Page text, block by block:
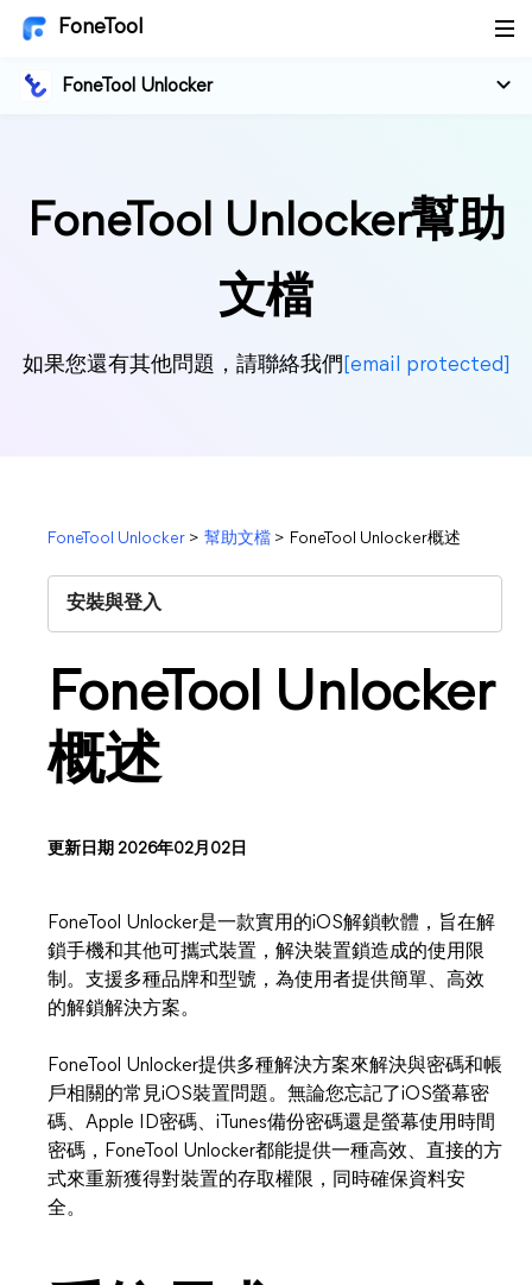
FoneTool
FoneTool Unlocker
FoneTool Unlocker幫助
文檔
如果您還有其他問題，請聯絡我們 [email protected]
FoneTool Unlocker > 幫助文檔 > FoneTool Unlocker概述
安裝與登入
FoneTool Unlocker
概述
更新日期 2026年02月02日
FoneTool Unlocker是一款實用的iOS解鎖軟體，旨在解
鎖手機和其他可攜式裝置，解決裝置鎖造成的使用限
制。支援多種品牌和型號，為使用者提供簡單、高效
的解鎖解決方案。
FoneTool Unlocker提供多種解決方案來解決與密碼和帳
戶相關的常見iOS裝置問題。無論您忘記了iOS螢幕密
碼、Apple ID密碼、iTunes備份密碼還是螢幕使用時間
密碼，FoneTool Unlocker都能提供一種高效、直接的方
式來重新獲得對裝置的存取權限，同時確保資料安
全。